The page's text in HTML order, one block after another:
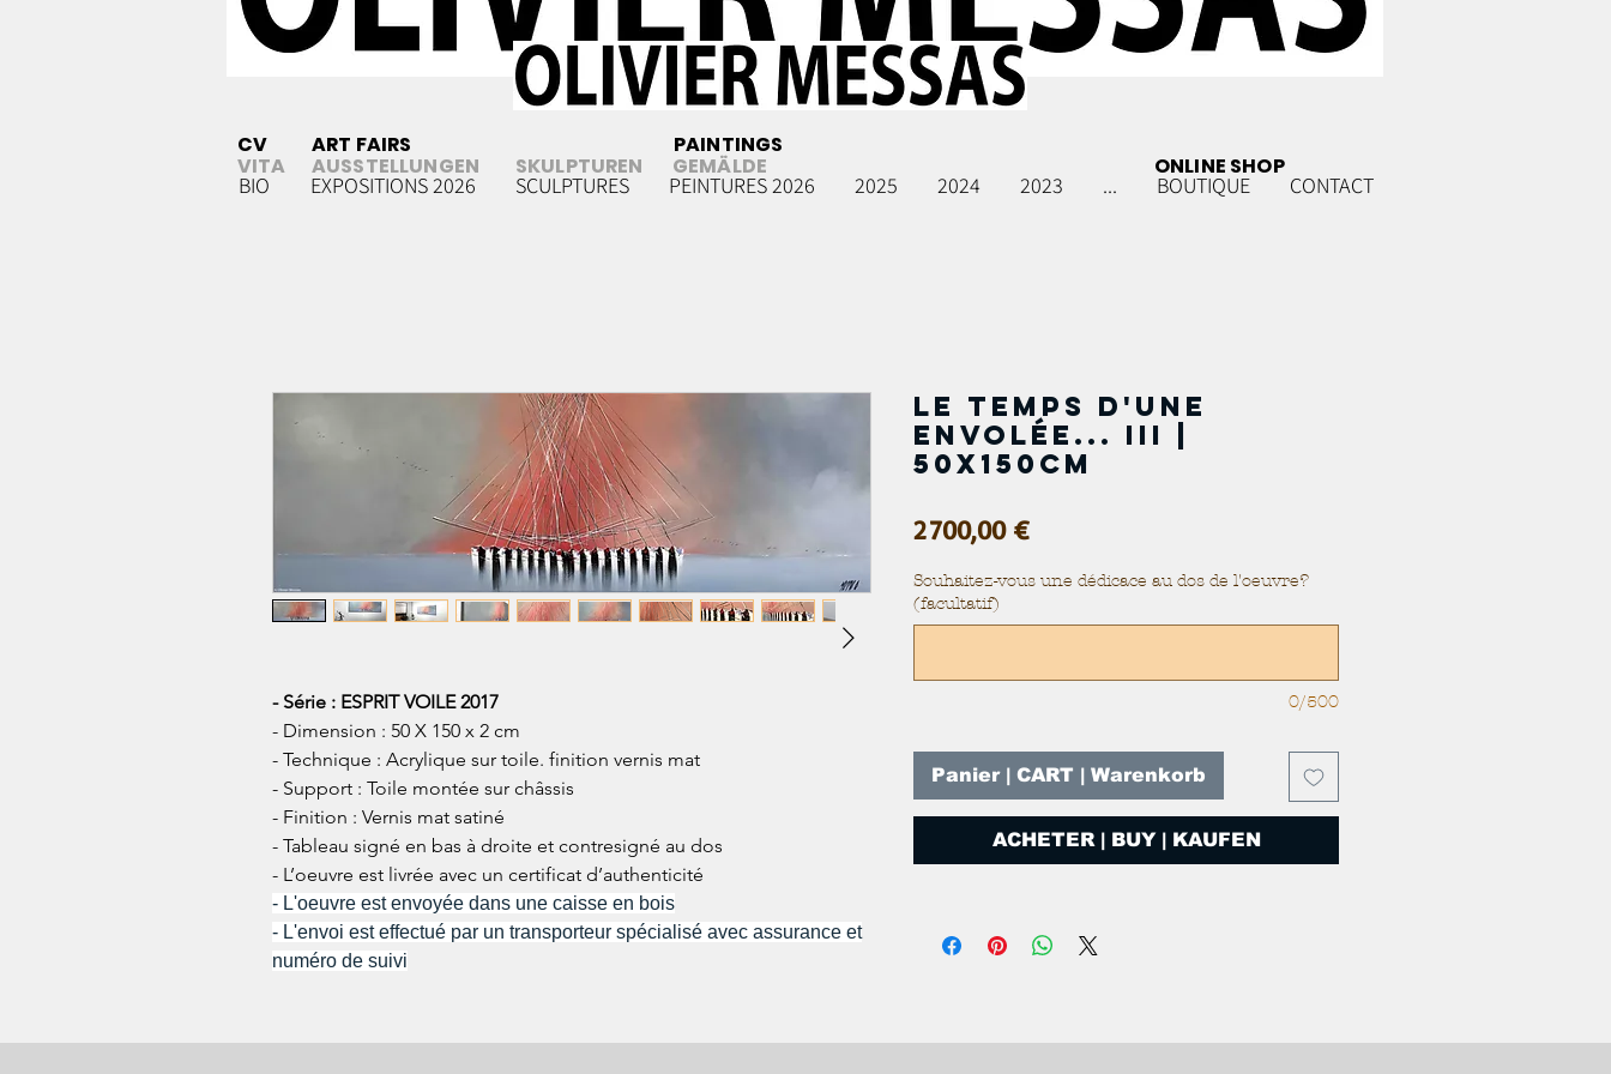
BIO EXPOSITIONS 2026 SCULPTURES PEINTURES 2026 2025 2024 2023 ... BOUTIQUE CONTACT
SKULPTUREN
ART FAIRS
AUSSTELLUNGEN
PAINTINGS
GEMÄLDE ONLINE SHOP
CV
VITA
- Série : ESPRIT VOILE 2017
- Dimension : 50 X 150 x 2 cm
- Technique : Acrylique sur toile. finition vernis mat
- Support : Toile montée sur châssis
- Finition : Vernis mat satiné
- Tableau signé en bas à droite et contresigné au dos
- L’oeuvre est livrée avec un certificat d’authenticité
- L'oeuvre est envoyée dans une caisse en bois
- L'envoi est effectué par un transporteur spécialisé avec assurance et
numéro de suivi
Le temps d'une
envolée... III |
50x150cm
2 700,00 €Prix
Souhaitez-vous une dédicace au dos de l'oeuvre?
(facultatif)
0/500
Panier | CART | Warenkorb
ACHETER | BUY | KAUFEN